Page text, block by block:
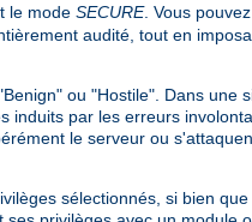
le mode SECURE. Vous
audité, tout en
ou "Hostile". Dans une
par les erreurs
le serveur ou
sélectionnés, si bien